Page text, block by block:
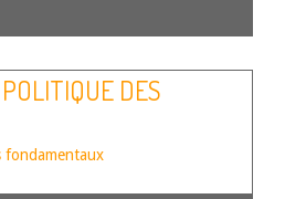
DES
fondamentaux